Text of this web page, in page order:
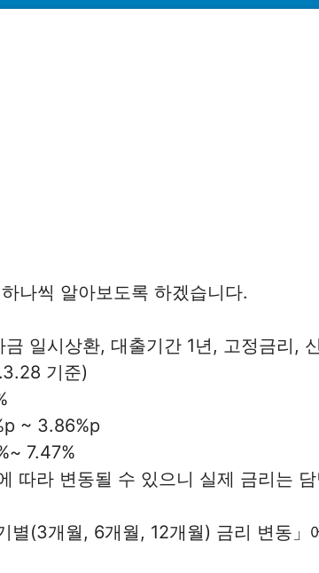
나씩 알아보도록 하겠습니다.
일시상환, 대출기간 1년, 고정금리,
기준)
~ 3.86%p
7.47%
따라 변동될 수 있으니 실제 금리는
(3개월, 6개월, 12개월) 금리 변동」